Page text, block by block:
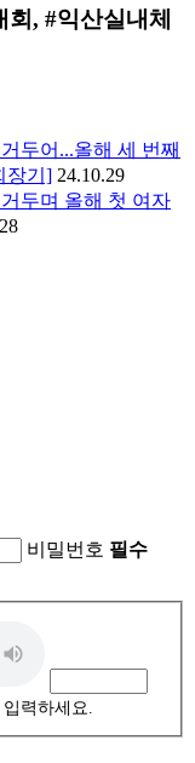
, #익산실내체
두어...올해 세 번째
장기] 24.10.29
두며 올해 첫 여자
비밀번호 필수
력하세요.